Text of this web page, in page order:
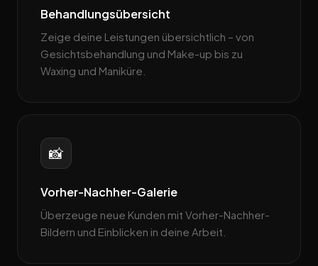
Behandlungsübersicht
Zeige deine Leistungen übersichtlich – von
Gesichtsbehandlung und Make-up bis zu
Waxing und Maniküre.
📸
Vorher-Nachher-Galerie
Überzeuge neue Kunden mit Vorher-Nachher-
Bildern und Einblicken in deine Arbeit.